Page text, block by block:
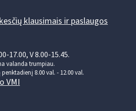
klausimais ir paslaugos
17.00, V 8.00-15.45.
valanda trumpiau.
8.00 val. - 12.00 val.
VMI